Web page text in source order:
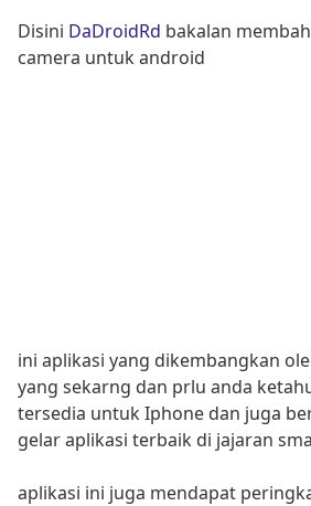
Disini DaDroidRd bakalan
camera untuk android
ini aplikasi yang dikembangkan
yang sekarng dan prlu anda
tersedia untuk Iphone dan juga
gelar aplikasi terbaik di jajaran
aplikasi ini juga mendapat